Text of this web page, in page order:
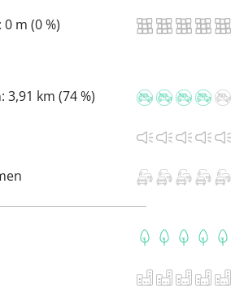
0 m (0 %)
3,91 km (74 %)